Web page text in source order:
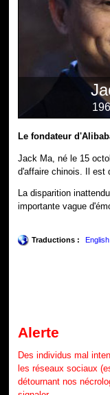
Le fondateur
Jack Ma, né le 15
d'affaire chinois. Il est
La disparition
importante vague
Traductions : English
Alerte
Des individus mal
les réseaux sociaux
détournant nos